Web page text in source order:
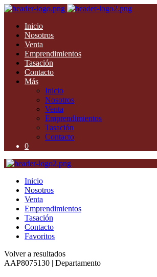
Inicio
Nosotros
Venta
Emprendimientos
Tasación
Contacto
Más
Inicio
Nosotros
Venta
Emprendimientos
Tasación
Contacto
0
Inicio
Nosotros
Venta
Emprendimientos
Tasación
Contacto
Favoritos
Volver a resultados
AAP8075130 | Departamento